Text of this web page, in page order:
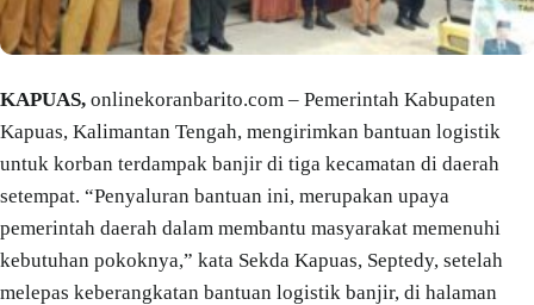
KAPUAS, onlinekoranbarito.com – Pemerintah Kabupaten
Kapuas, Kalimantan Tengah, mengirimkan bantuan logistik
untuk korban terdampak banjir di tiga kecamatan di daerah
setempat. “Penyaluran bantuan ini, merupakan upaya
pemerintah daerah dalam membantu masyarakat memenuhi
kebutuhan pokoknya,” kata Sekda Kapuas, Septedy, setelah
melepas keberangkatan bantuan logistik banjir, di halaman